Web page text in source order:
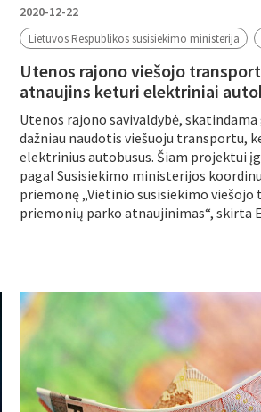
2020-12-22
Lietuvos Respublikos susisiekimo ministerija
Utenos rajono viešojo
atnaujins keturi elektriniai
Utenos rajono savivaldybė,
dažniau naudotis viešuoju transportu,
elektrinius autobusus. Šiam projektui
pagal Susisiekimo ministerijos
priemonę „Vietinio susisiekimo
priemonių parko atnaujinimas“, skirta